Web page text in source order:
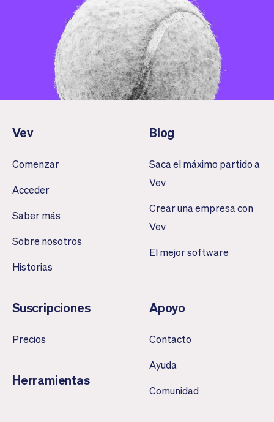
Vev
Comenzar
Acceder
Saber más
Sobre nosotros
Historias
Blog
Saca el máximo partido a
Vev
Crear una empresa con
Vev
El mejor software
Suscripciones
Precios
Herramientas
Apoyo
Contacto
Ayuda
Comunidad